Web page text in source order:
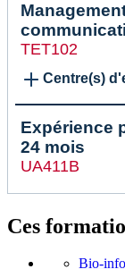
TET102
Centre(s)
Expérience
24 mois
UA411B
Ces
Bio-